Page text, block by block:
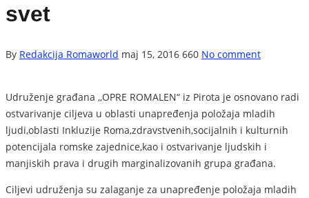
svet
By Redakcija Romaworld maj 15, 2016 660 No comment
Udruženje građana ,,OPRE ROMALEN“ iz Pirota je osnovano radi
ostvarivanje ciljeva u oblasti unapređenja položaja mladih
ljudi,oblasti Inkluzije Roma,zdravstvenih,socijalnih i kulturnih
potencijala romske zajednice,kao i ostvarivanje ljudskih i
manjiskih prava i drugih marginalizovanih grupa građana.
Ciljevi udruženja su zalaganje za unapređenje položaja mladih